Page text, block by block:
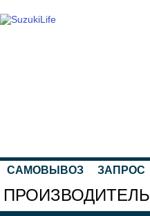
САМОВЫВОЗ ЗАПРОС
ПРОИЗВОДИТЕЛЬ